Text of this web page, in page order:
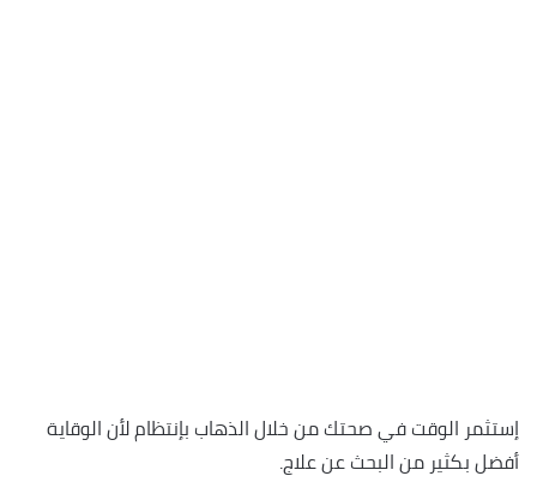
إستثمر الوقت في صحتك من خلال الذهاب بإنتظام لأن الوقاية
أفضل بكثير من البحث عن علاج.